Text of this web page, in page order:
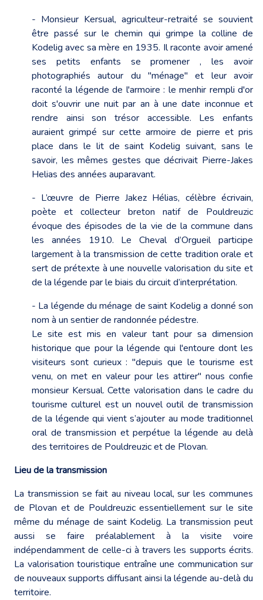
- Monsieur Kersual, agriculteur-retraité se souvient
être passé sur le chemin qui grimpe la colline de
Kodelig avec sa mère en 1935. Il raconte avoir amené
ses petits enfants se promener , les avoir
photographiés autour du "ménage" et leur avoir
raconté la légende de l'armoire : le menhir rempli d'or
doit s'ouvrir une nuit par an à une date inconnue et
rendre ainsi son trésor accessible. Les enfants
auraient grimpé sur cette armoire de pierre et pris
place dans le lit de saint Kodelig suivant, sans le
savoir, les mêmes gestes que décrivait Pierre-Jakes
Helias des années auparavant.
- L’œuvre de Pierre Jakez Hélias, célèbre écrivain,
poète et collecteur breton natif de Pouldreuzic
évoque des épisodes de la vie de la commune dans
les années 1910. Le Cheval d’Orgueil participe
largement à la transmission de cette tradition orale et
sert de prétexte à une nouvelle valorisation du site et
de la légende par le biais du circuit d’interprétation.
- La légende du ménage de saint Kodelig a donné son
nom à un sentier de randonnée pédestre.
Le site est mis en valeur tant pour sa dimension
historique que pour la légende qui l'entoure dont les
visiteurs sont curieux : "depuis que le tourisme est
venu, on met en valeur pour les attirer" nous confie
monsieur Kersual. Cette valorisation dans le cadre du
tourisme culturel est un nouvel outil de transmission
de la légende qui vient s’ajouter au mode traditionnel
oral de transmission et perpétue la légende au delà
des territoires de Pouldreuzic et de Plovan.
Lieu de la transmission
La transmission se fait au niveau local, sur les communes
de Plovan et de Pouldreuzic essentiellement sur le site
même du ménage de saint Kodelig. La transmission peut
aussi se faire préalablement à la visite voire
indépendamment de celle-ci à travers les supports écrits.
La valorisation touristique entraîne une communication sur
de nouveaux supports diffusant ainsi la légende au-delà du
territoire.